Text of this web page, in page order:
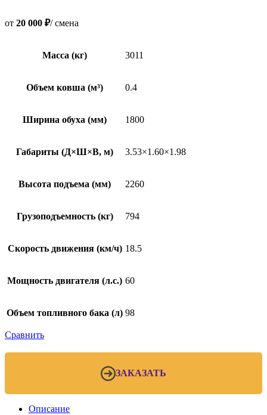
от 20 000 ₽/ смена
Масса (кг) 3011
Объем ковша (м³) 0.4
Ширина обуха (мм) 1800
Габариты (Д×Ш×В, м) 3.53×1.60×1.98
Высота подъема (мм) 2260
Грузоподъемность (кг) 794
Скорость движения (км/ч) 18.5
Мощность двигателя (л.с.) 60
Объем топливного бака (л) 98
Сравнить
ЗАКАЗАТЬ
Описание